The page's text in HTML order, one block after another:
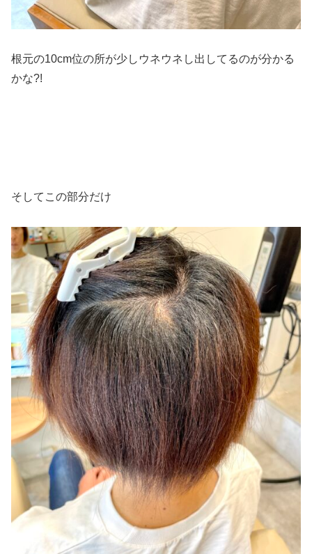
根元の10cm位の所が少しウネウネし出してるのが分かる
かな?!
そしてこの部分だけ